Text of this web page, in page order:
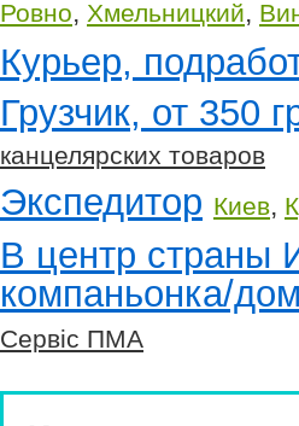
Ровно, Хмельницкий,
Курьер,
Грузчик, от 350
канцелярских товаров
Экспедитор Киев,
В центр страны
компаньонка/
Сервіс ПМА